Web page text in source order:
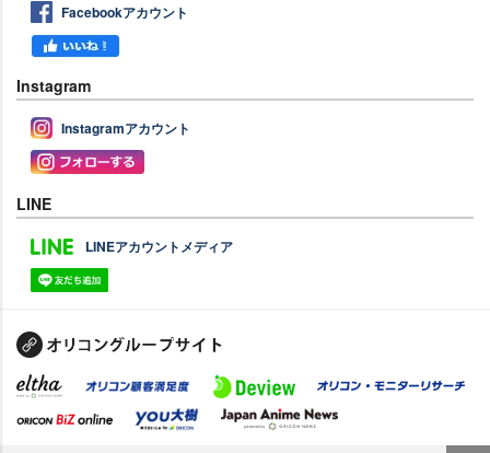
Facebookアカウント
Instagram
Instagramアカウント
LINE
LINEアカウントメディア